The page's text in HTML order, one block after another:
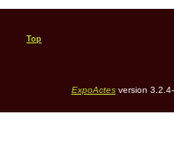
Top
ExpoActesversion